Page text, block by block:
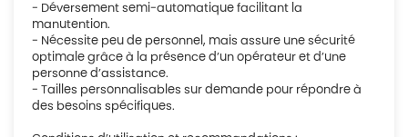
- Déversement semi-automatique facilitant la
manutention.
- Nécessite peu de personnel, mais assure une sécurité
optimale grâce à la présence d’un opérateur et d’une
personne d’assistance.
- Tailles personnalisables sur demande pour répondre à
des besoins spécifiques.